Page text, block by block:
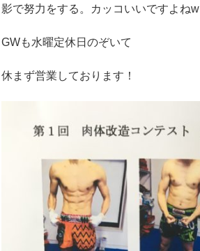
影で努力をする。カッコいいですよねw
GWも水曜定休日のぞいて
休まず営業しております！